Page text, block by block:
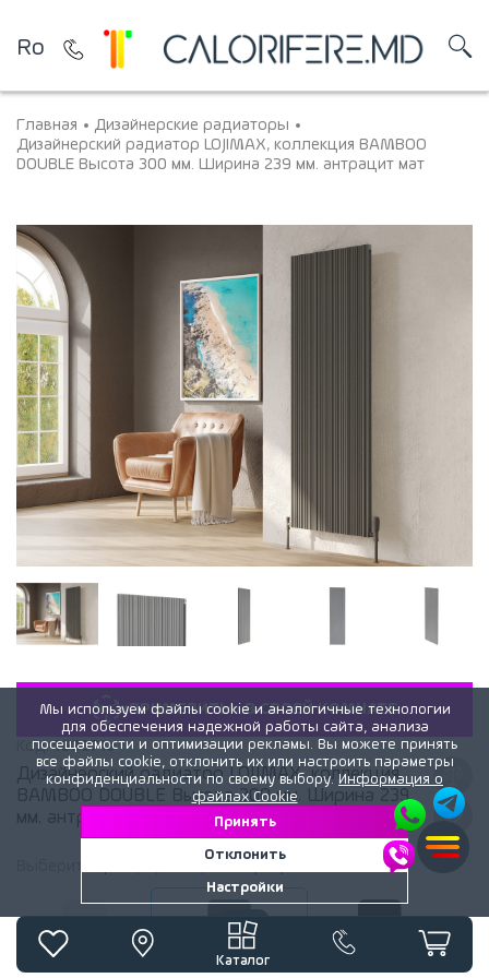
Ro
Каталог
Главная
Дизайнерские радиаторы
Дизайнерский радиатор LOJIMAX, коллекция BAMBOO
DOUBLE Высота 300 мм. Ширина 239 мм. антрацит мат
«ПРИМЕРИТЬ» В СВОЕЙ КОМНАТЕ
Код:163371a
Дизайнерский радиатор LOJIMAX, коллекция
BAMBOO DOUBLE Высота 300 мм. Ширина 239
мм. антрацит мат
Белый матовый Антрацит матовый Черный матовый
Мы используем файлы cookie и аналогичные технологии
для обеспечения надежной работы сайта, анализа
посещаемости и оптимизации рекламы. Вы можете принять
все файлы cookie, отклонить их или настроить параметры
конфиденциальности по своему выбору. Информация о
файлах Cookie
Принять
Отклонить
Настройки